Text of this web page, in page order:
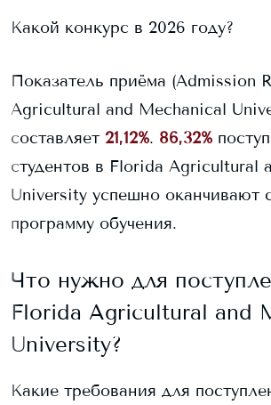
Какой конкурс в 2026 году?
Показатель приёма (Admission
Agricultural and Mechanical
составляет 21,12%. 86,32%
студентов в Florida Agricultural
University успешно оканчивают
программу обучения.
Что нужно для
Florida Agricultural and
University?
Какие требования для